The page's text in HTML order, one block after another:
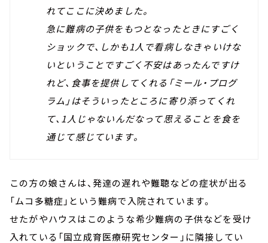
れてここに決めました。
急に難病の子供をもつとなったときにすごく
ショックで、しかも1人で看病しなきゃいけな
いということですごく不安はあったんですけ
れど、食事を提供してくれる「ミール・プログ
ラム」はそういったところに寄り添ってくれ
て、1人じゃないんだなって思えることを食を
通じて感じています。
この方の娘さんは、発達の遅れや難聴などの症状が出る
「ムコ多糖症」という難病で入院されています。
せたがやハウスはこのような希少難病の子供などを受け
入れている「国立成育医療研究センター」に隣接してい